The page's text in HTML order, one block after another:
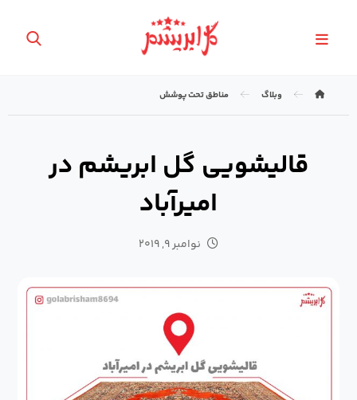
وبلاگ مناطق تحت پوشش
قالیشویی گل ابریشم در
امیرآباد
نوامبر ۹, ۲۰۱۹